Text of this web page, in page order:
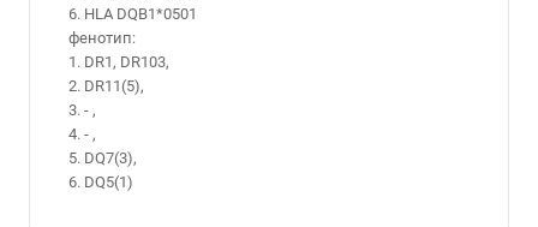
6. HLA DQB1*0501
фенотип:
1. DR1, DR103,
2. DR11(5),
3. - ,
4. - ,
5. DQ7(3),
6. DQ5(1)